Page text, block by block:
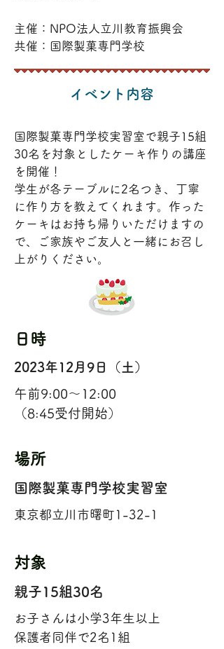
主催：NPO法人立川教育振興会
​共催：国際製菓専門学校
イベント内容
国際製菓専門学校実習室で親子15組
30名を対象としたケーキ作りの講座
を開催！
学生が各テーブルに2名つき、丁寧
に作り方を教えてくれます。作った
ケーキはお持ち帰りいただけますの
で、ご家族やご友人と一緒にお召し
上がりください。
日時
2023年12月9日（土）
午前9:00〜12:00
（8:45受付開始）
場所
国際製菓専門学校実習室
東京都立川市曙町1-32-1
対象
親子15組30名
お子さんは小学3年生以上
保護者同伴で2名1組